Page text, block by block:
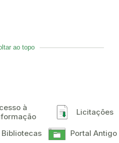
ao topo
à
Licitações
Bibliotecas Portal Antigo